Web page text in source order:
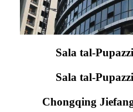
Sala tal-
Sala tal-
Chongqing